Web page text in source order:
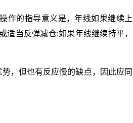
作的指导意义是，年线如果继续上
当反弹减仓;如果年线继续持平，
，但也有反应慢的缺点，因此应同